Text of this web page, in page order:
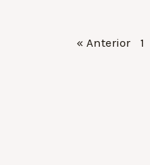
« Anterior 1